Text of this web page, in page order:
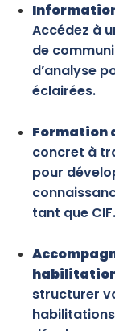
Accédez à
de
d’analyse
éclairées.
Formation
concret à
pour
tant que CIF.
structurer